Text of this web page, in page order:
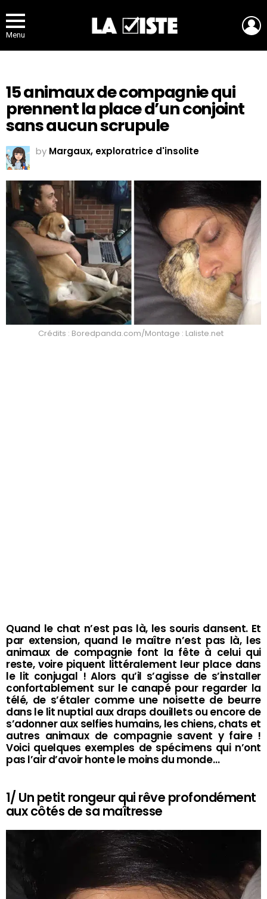
Menu
15 animaux de compagnie qui
prennent la place d’un conjoint
sans aucun scrupule
by Margaux, exploratrice d'insolite
Crédits : Boredpanda.com/Montage : Laliste.net
Quand le chat n’est pas là, les souris dansent. Et
par extension, quand le maître n’est pas là, les
animaux de compagnie font la fête à celui qui
reste, voire piquent littéralement leur place dans
le lit conjugal ! Alors qu’il s’agisse de s’installer
confortablement sur le canapé pour regarder la
télé, de s’étaler comme une noisette de beurre
dans le lit nuptial aux draps douillets ou encore de
s’adonner aux selfies humains, les chiens, chats et
autres animaux de compagnie savent y faire !
Voici quelques exemples de spécimens qui n’ont
pas l’air d’avoir honte le moins du monde…
1/ Un petit rongeur qui rêve profondément
aux côtés de sa maîtresse